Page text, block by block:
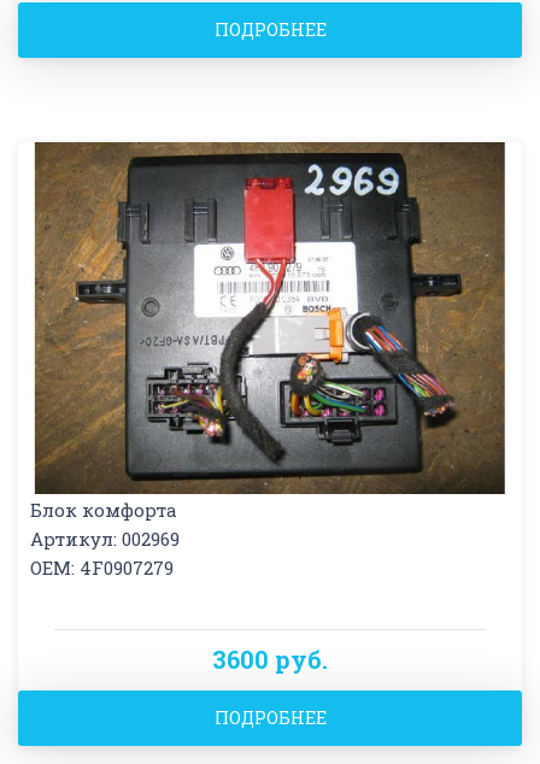
ПОДРОБНЕЕ
Блок комфорта
Артикул: 002969
OEM: 4F0907279
3600 руб.
ПОДРОБНЕЕ